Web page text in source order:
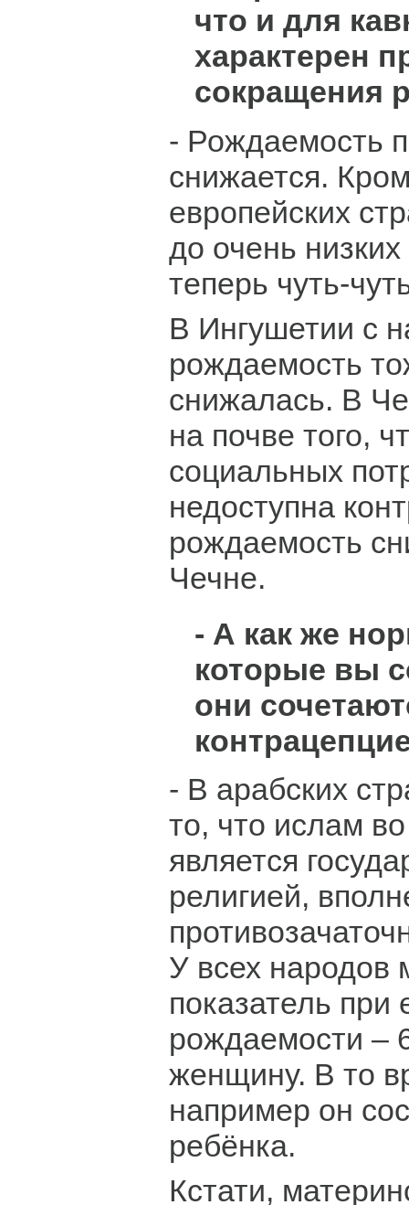
что и для
характерен
сокращения
- Рождаемость
снижается.
европейских
до очень
теперь чуть-
В Ингушетии с
рождаемость
снижалась. В
на почве того,
социальных
недоступна
рождаемость
Чечне.
- А как же
которые вы
они
- В арабских
то, что ислам
является
религией,
У всех народов
показатель при
рождаемости –
женщину. В то
например он
ребёнка.
Кстати,